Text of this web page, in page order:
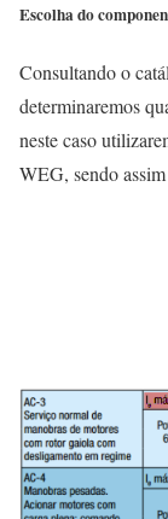
Escolha do
Consultando o
determinaremos
neste caso
WEG, sendo